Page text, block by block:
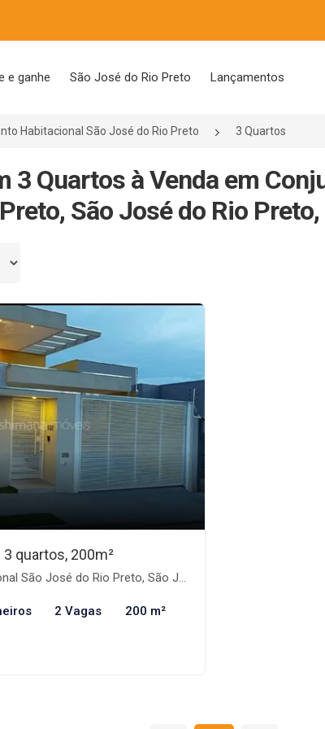
e ganhe São José do Rio Preto Lançamentos
Habitacional São José do Rio Preto 3 Quartos
3 Quartos à Venda em
São José do Rio Preto,
quartos, 200m²
do Rio Preto, São José do Rio Preto-SP
2 Vagas 200 m²